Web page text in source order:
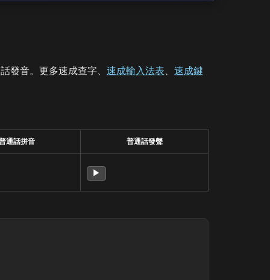
發音。更多速成查字、 速成輸入法表、 速成鍵
通話拼音 普通話發聲
▶